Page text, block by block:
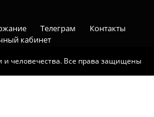
и человечества. Все права защищены
Телеграм
Контакты
кабинет